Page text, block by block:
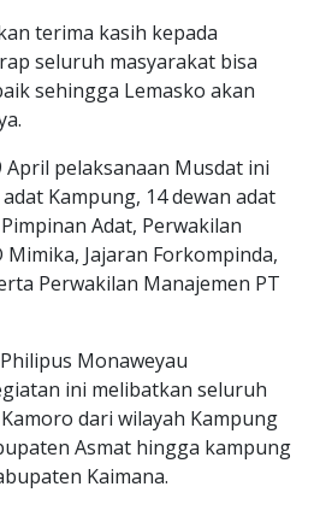
terima kasih kepada
seluruh masyarakat bisa
sehingga Lemasko akan
April pelaksanaan Musdat ini
Kampung, 14 dewan adat
Adat, Perwakilan
Mimika, Jajaran Forkompinda,
Perwakilan Manajemen PT
Monaweyau
ini melibatkan seluruh
dari wilayah Kampung
Asmat hingga kampung
Kaimana.